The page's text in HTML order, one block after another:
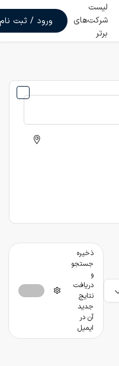
لیست
شرکت‌های
برتر
ورود / ثبت نام
ذخیره
جستجو
و
دریافت
نتایج
جدید
آن در
ایمیل